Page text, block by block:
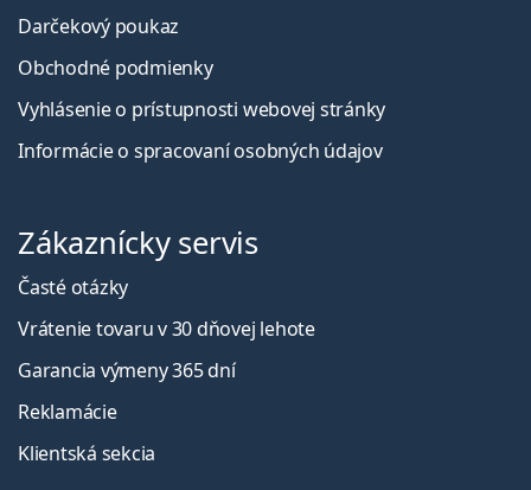
Darčekový poukaz
Obchodné podmienky
Vyhlásenie o prístupnosti webovej stránky
Informácie o spracovaní osobných údajov
Zákaznícky servis
Časté otázky
Vrátenie tovaru v 30 dňovej lehote
Garancia výmeny 365 dní
Reklamácie
Klientská sekcia